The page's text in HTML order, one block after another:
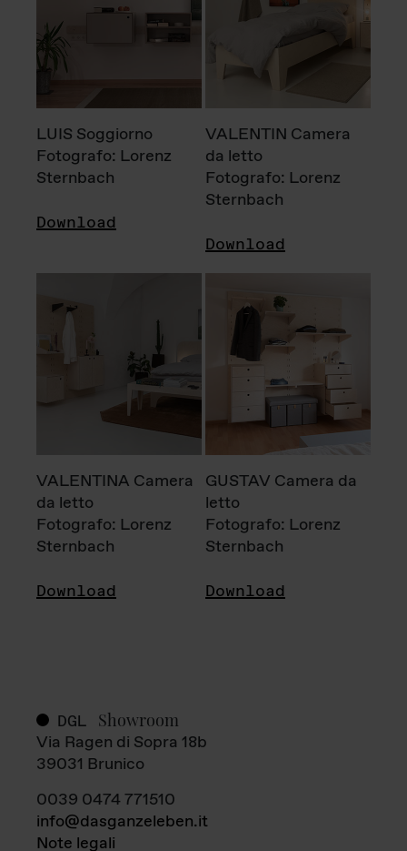
LUIS Soggiorno
Fotografo: Lorenz
Sternbach
Download
VALENTIN Camera
da letto
Fotografo: Lorenz
Sternbach
Download
VALENTINA Camera
da letto
Fotografo: Lorenz
Sternbach
Download
GUSTAV Camera da
letto
Fotografo: Lorenz
Sternbach
Download
DGL Showroom
Via Ragen di Sopra 18b
39031 Brunico
0039 0474 771510
info@dasganzeleben.it
Note legali